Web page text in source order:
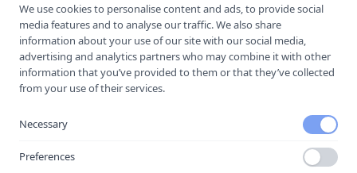
We use cookies to personalise content and ads, to provide social
media features and to analyse our traffic. We also share
information about your use of our site with our social media,
advertising and analytics partners who may combine it with other
information that you’ve provided to them or that they’ve collected
from your use of their services.
Necessary
Preferences